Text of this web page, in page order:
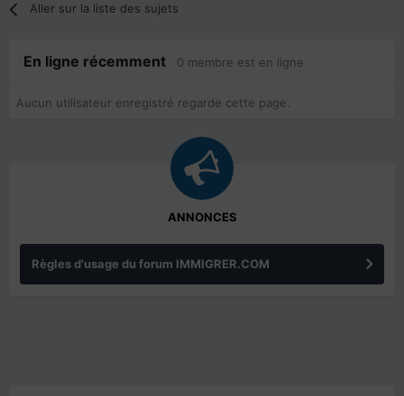
Aller sur la liste des sujets
En ligne récemment 0 membre est en ligne
Aucun utilisateur enregistré regarde cette page.
ANNONCES
Règles d'usage du forum IMMIGRER.COM